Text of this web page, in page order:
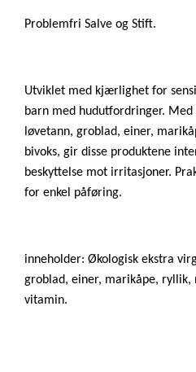
Problemfri Salve og Stift.
Utviklet med kjærlighet for
barn med hudutfordringer.
løvetann, groblad, einer,
bivoks, gir disse produktene
beskyttelse mot irritasjoner.
for enkel påføring.
inneholder: Økologisk ekstra
groblad, einer, marikåpe, ryllik,
vitamin.